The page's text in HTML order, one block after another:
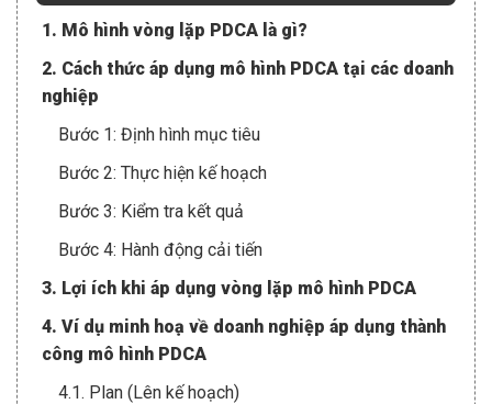
1. Mô hình vòng lặp PDCA là gì?
2. Cách thức áp dụng mô hình PDCA tại các doanh
nghiệp
Bước 1: Định hình mục tiêu
Bước 2: Thực hiện kế hoạch
Bước 3: Kiểm tra kết quả
Bước 4: Hành động cải tiến
3. Lợi ích khi áp dụng vòng lặp mô hình PDCA
4. Ví dụ minh hoạ về doanh nghiệp áp dụng thành
công mô hình PDCA
4.1. Plan (Lên kế hoạch)